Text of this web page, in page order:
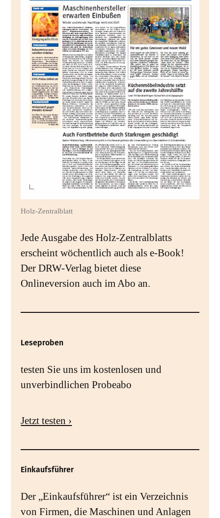
Holz-Zentralblatt
Jede Ausgabe des Holz-Zentralblatts
erscheint wöchentlich auch als e-Book!
Der DRW-Verlag bietet diese
Onlineversion auch im Abo an.
Leseproben
testen Sie uns im kostenlosen und
unverbindlichen Probeabo
Jetzt testen ›
Einkaufsführer
Der „Einkaufsführer“ ist ein Verzeichnis
von Firmen, die Maschinen und Anlagen